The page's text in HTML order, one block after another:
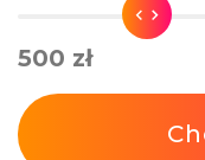
500 zł